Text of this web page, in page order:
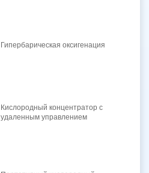
Гипербарическая оксигенация
Кислородный концентратор с
удаленным управлением